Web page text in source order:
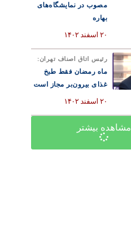
مصوب در نمایشگاه‌های
بهاره
۲۰ اسفند ۱۴۰۲
رئیس اتاق اصناف تهران:
ماه رمضان فقط طبخ
غذای بیرون‌بر مجاز است
۲۰ اسفند ۱۴۰۲
مشاهده بیشتر